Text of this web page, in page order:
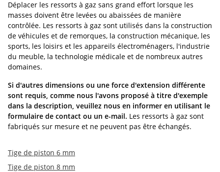
Déplacer les ressorts à gaz sans grand effort lorsque les
masses doivent être levées ou abaissées de manière
contrôlée. Les ressorts à gaz sont utilisés dans la construction
de véhicules et de remorques, la construction mécanique, les
sports, les loisirs et les appareils électroménagers, l'industrie
du meuble, la technologie médicale et de nombreux autres
domaines.
Si d'autres dimensions ou une force d'extension différente
sont requis, comme nous l'avons proposé à titre d'exemple
dans la description, veuillez nous en informer en utilisant le
formulaire de contact ou un e-mail. Les ressorts à gaz sont
fabriqués sur mesure et ne peuvent pas être échangés.
Tige de piston 6 mm
Tige de piston 8 mm